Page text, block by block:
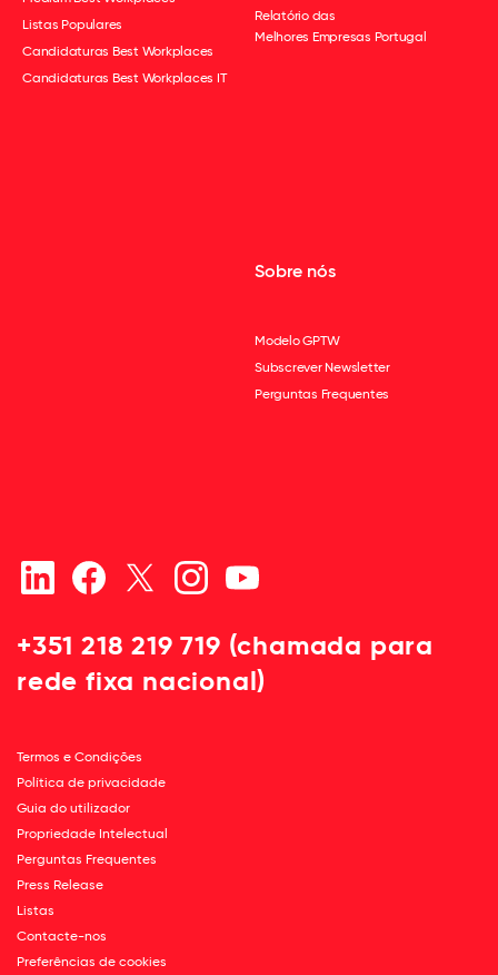
Listas Populares
Candidaturas Best Workplaces
Candidaturas Best Workplaces IT
Relatório das
Melhores Empresas Portugal
Sobre nós
Modelo GPTW
Subscrever Newsletter
Perguntas Frequentes
+351 218 219 719 (chamada para
rede fixa nacional)
Termos e Condições
Política de privacidade
Guia do utilizador
Propriedade Intelectual
Perguntas Frequentes
Press Release
Listas
Contacte-nos
Preferências de cookies